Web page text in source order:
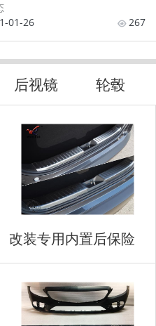
01-26
267
后视镜 轮毂
改装专用内置后保险
杠防